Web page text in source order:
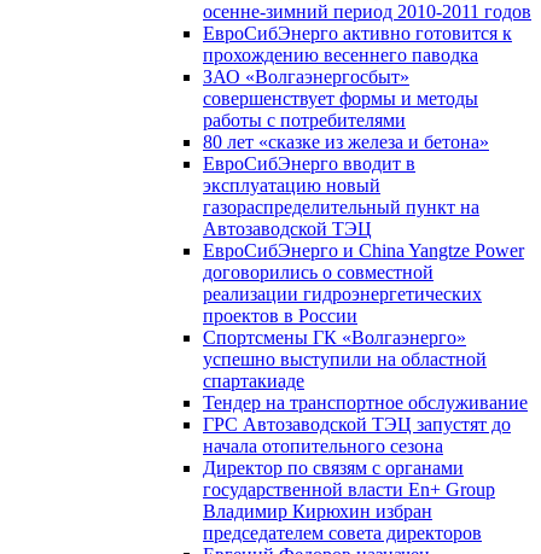
осенне-зимний период 2010-2011 годов
ЕвроСибЭнерго активно готовится к
прохождению весеннего паводка
ЗАО «Волгаэнергосбыт»
совершенствует формы и методы
работы с потребителями
80 лет «сказке из железа и бетона»
ЕвроСибЭнерго вводит в
эксплуатацию новый
газораспределительный пункт на
Автозаводской ТЭЦ
ЕвроСибЭнерго и China Yangtze Power
договорились о совместной
реализации гидроэнергетических
проектов в России
Спортсмены ГК «Волгаэнерго»
успешно выступили на областной
спартакиаде
Тендер на транспортное обслуживание
ГРС Автозаводской ТЭЦ запустят до
начала отопительного сезона
Директор по связям с органами
государственной власти En+ Group
Владимир Кирюхин избран
председателем совета директоров